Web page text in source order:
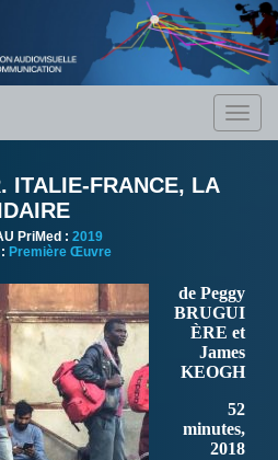
ITALIE-FRANCE, LA
PriMed : 2019
Première Œuvre
de Peggy
BRUGUI
ÈRE et
James
KEOGH
52
minutes,
2018